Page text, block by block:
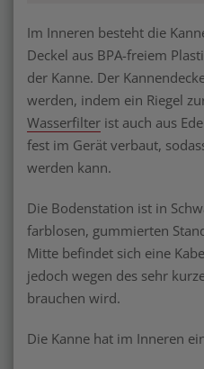
Im Inneren besteht die
Deckel aus BPA-freiem
der Kanne. Der
werden, indem ein Riegel
Wasserfilter ist auch aus
fest im Gerät verbaut,
werden kann.
Die Bodenstation ist in
farblosen, gummierten
Mitte befindet sich eine
jedoch wegen des sehr
brauchen wird.
Die Kanne hat im Inneren